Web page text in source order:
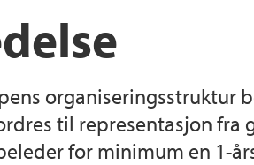
organiseringsstruktur
til representasjon fra
for minimum en 1-